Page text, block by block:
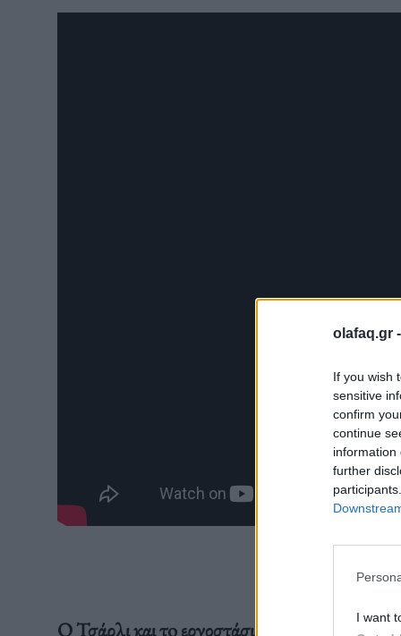
olafaq.gr -
If you wish
sensitive
confirm
continue
information
further
I want
Ο Τσάρλι και τo εργοστάσιο της